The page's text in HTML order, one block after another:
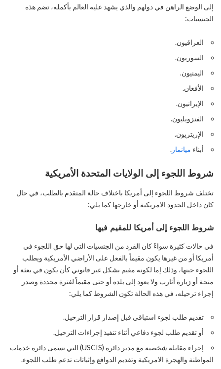
إلى الوضع الراهن في دولهم والذي يشهد عليه العالم بأكمله، تضم هذه
الجنسيات:
العراقيون.
السوريون.
اليمنيون.
الأفغان.
الإيرانيون.
الفنزويليون.
الإريتريون.
أبناء ميانمار.
شروط اللجوء إلى الولايات المتحدة الأمريكية
تختلف شروط اللجوء إلى أمريكا باختلاف حالة المتقدم بالطلب، في حال
كان داخل الحدود الامريكية أو خارجها كما يلي:
شروط اللجوء إلى أمريكا للمقيم فيها
في حالات كثيرة سواءً كان الفرد من الجنسيات التي لها حق اللجوء في
أمريكا أو من غيرها يكون مقيماً بالفعل على الأراضي الأمريكية ويطلب
اللجوء حينها، وذلك إما لكونه مقيم بشكل غير قانوني كأن يكون في بعثة أو
منحة أو زيارة أثارب ولا يعود إلى بلده أو حتى مقيماً لفترة محددة وصدر
إجراء ترحيله، في هذه الحالة تكون الشروط كما يلي:
تقديم طلب لجوء استباقي قبل إصدار قرار الترحيل.
أو تقديم طلب لجوء دفاعي أثناء تنفيذ إجراءات الترحيل.
إجراء مقابلة شخصية مع مدير دائرة (USCIS) التي تسمى دائرة خدمات
المواطنة والهجرة الامريكية وتقديم الدوافع وإثباتات تدعم طلب اللجوء.